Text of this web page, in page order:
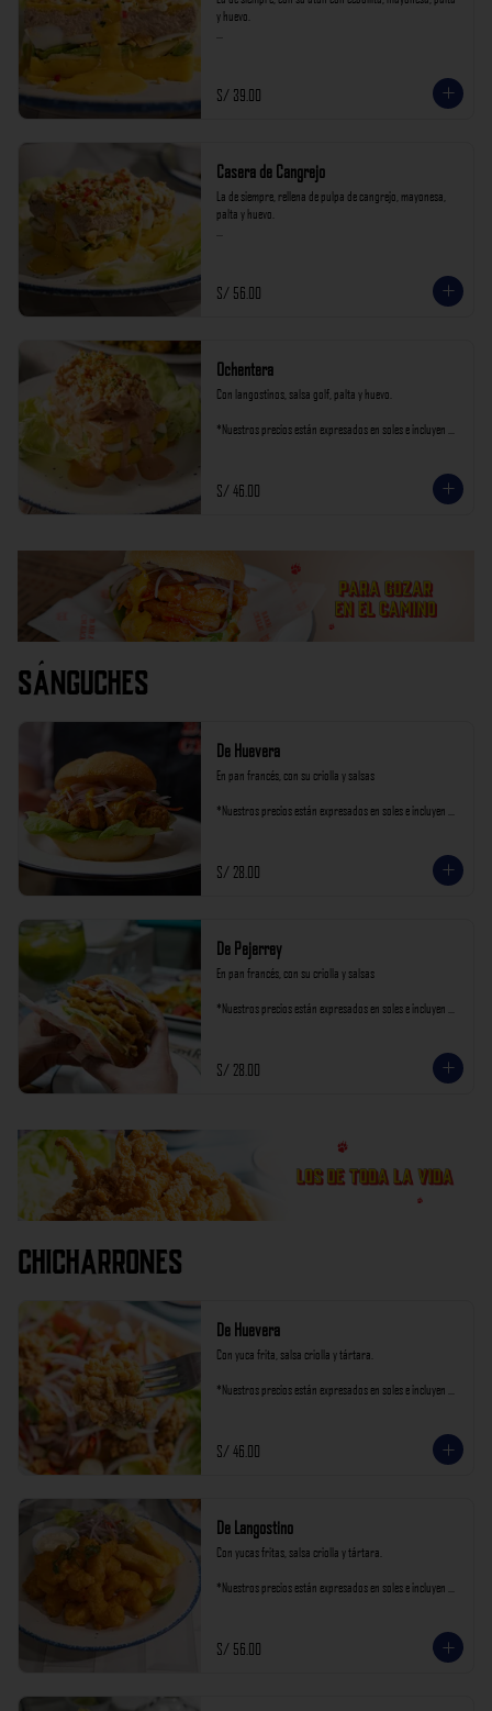
y huevo.
S/ 39.00
Casera de Cangrejo
La de siempre, rellena de pulpa de cangrejo, mayonesa,
palta y huevo.
S/ 56.00
Ochentera
Con langostinos, salsa golf, palta y huevo.
*Nuestros precios están expresados en soles e incluyen
S/ 46.00
Sánguches
De Huevera
En pan francés, con su criolla y salsas
*Nuestros precios están expresados en soles e incluyen
S/ 28.00
De Pejerrey
En pan francés, con su criolla y salsas
*Nuestros precios están expresados en soles e incluyen
S/ 28.00
Chicharrones
De Huevera
Con yuca frita, salsa criolla y tártara.
*Nuestros precios están expresados en soles e incluyen
S/ 46.00
De Langostino
Con yucas fritas, salsa criolla y tártara.
*Nuestros precios están expresados en soles e incluyen
S/ 56.00